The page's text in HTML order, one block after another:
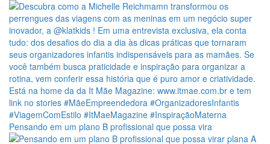
Pensando em um plano B profissional que possa vira